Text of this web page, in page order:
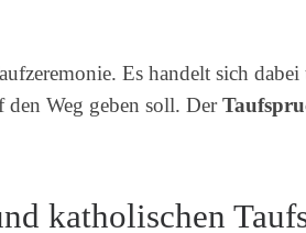
Es handelt sich
Weg geben soll. Der
katholischen